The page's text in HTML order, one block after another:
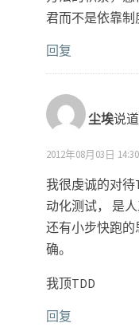
君而不是依靠制
回复
尘埃说道
2012年08月03日 14:30
我很虔诚的对待
动化测试， 是
还有小步快跑的
确。
我顶TDD
回复